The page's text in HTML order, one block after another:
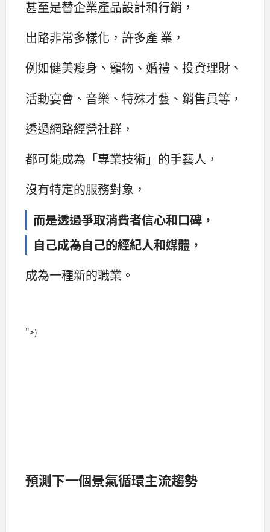
甚至是替企業產品設計和行銷，
出路非常多樣化，許多產 業，
例如健美瘦身、寵物、婚禮、投資理財、
活動宴會、音樂、特殊才藝、銷售員等，
透過網路經營社群，
都可能成為「專業技術」的手藝人，
沒有特定的服務對象，
而是透過爭取消費者信心和口碑，
自己成為自己的經紀人和媒體，
成為一種新的職業。
">)
預測下一個景氣循環主流趨勢